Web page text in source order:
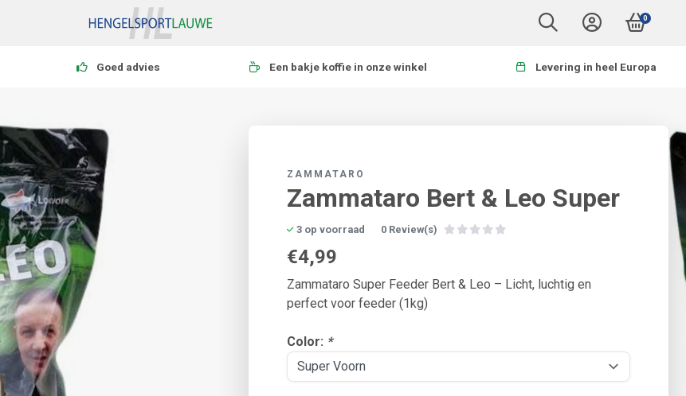
0
Goed advies Een bakje koffie in onze winkel Levering in heel Europa
ZAMMATARO
Zammataro Bert & Leo Super
3 op voorraad 0 Review(s)
€4,99
Zammataro Super Feeder Bert & Leo – Licht, luchtig en
perfect voor feeder (1kg)
Color: *